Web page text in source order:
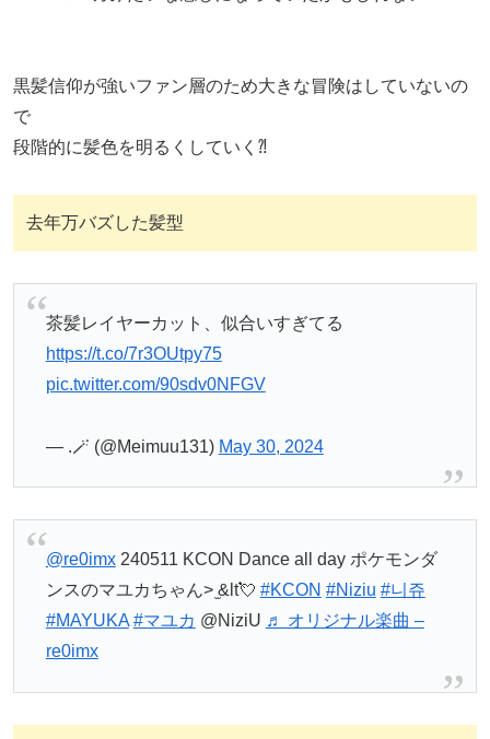
黒髪信仰が強いファン層のため大きな冒険はしていないの
で
段階的に髪色を明るくしていく⁈
去年万バズした髪型
茶髪レイヤーカット、似合いすぎてる
https://t.co/7r3OUtpy75
pic.twitter.com/90sdv0NFGV
— .🪄 (@Meimuu131) May 30, 2024
@re0imx240511 KCON Dance all day ポケモンダ
ンスのマユカちゃん> ̫&lt💘 #KCON #Niziu #니쥬
#MAYUKA #マユカ @NiziU ♬ オリジナル楽曲 –
re0imx